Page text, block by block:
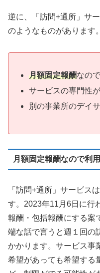
逆に、「訪問+通所」サ
のようなものがあります。
月額固定報酬なの
サービスの専門性
別の事業所のデイ
月額固定報酬なので利
「訪問+通所」サービスは
す。2023年11月6日に行
報酬・包括報酬にする案
端な話で言うと週１回の
かかります。サービス事
希望があっても希望する